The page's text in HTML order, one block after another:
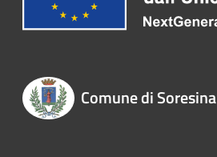
Comune di Soresina